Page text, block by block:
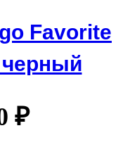
Favorite
черный
₽